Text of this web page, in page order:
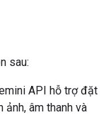
sau:
API hỗ trợ đặt
ảnh, âm thanh và